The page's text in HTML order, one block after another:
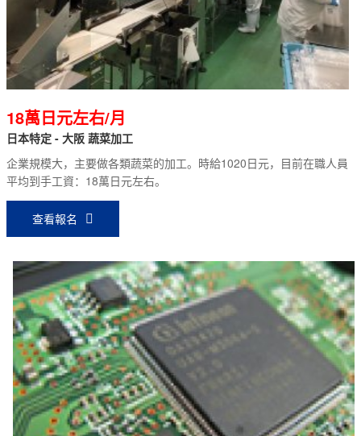
18萬日元左右/月
日本特定 - 大阪 蔬菜加工
企業規模大，主要做各類蔬菜的加工。時給1020日元，目前在職人員
平均到手工資：18萬日元左右。
查看報名